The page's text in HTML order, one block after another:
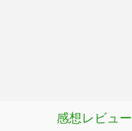
感想レビュー